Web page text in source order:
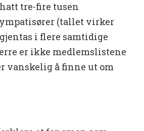
tre-fire tusen
(tallet virker
i flere samtidige
er ikke medlemslistene
vanskelig å finne ut om